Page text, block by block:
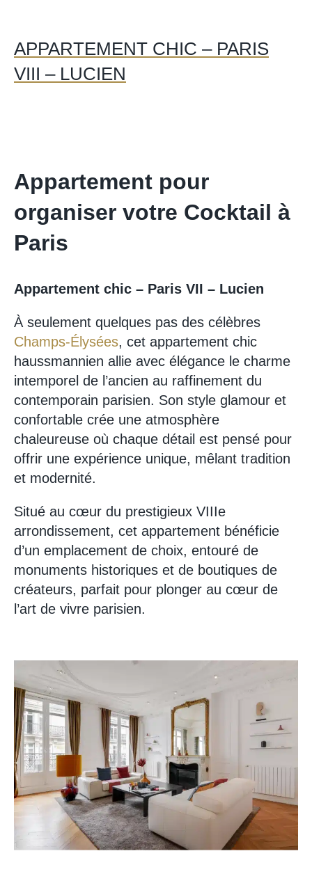
APPARTEMENT CHIC – PARIS
VIII – LUCIEN
Appartement pour
organiser votre Cocktail à
Paris
Appartement chic – Paris VII – Lucien
À seulement quelques pas des célèbres
Champs-Élysées, cet appartement chic
haussmannien allie avec élégance le charme
intemporel de l’ancien au raffinement du
contemporain parisien. Son style glamour et
confortable crée une atmosphère
chaleureuse où chaque détail est pensé pour
offrir une expérience unique, mêlant tradition
et modernité.
Situé au cœur du prestigieux VIIIe
arrondissement, cet appartement bénéficie
d’un emplacement de choix, entouré de
monuments historiques et de boutiques de
créateurs, parfait pour plonger au cœur de
l’art de vivre parisien.